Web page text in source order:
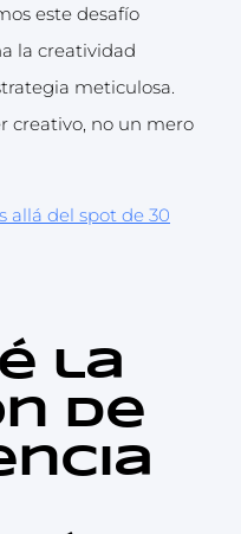
este desafío
la creatividad
meticulosa.
creativo, no un mero
allá del spot de 30
la
de